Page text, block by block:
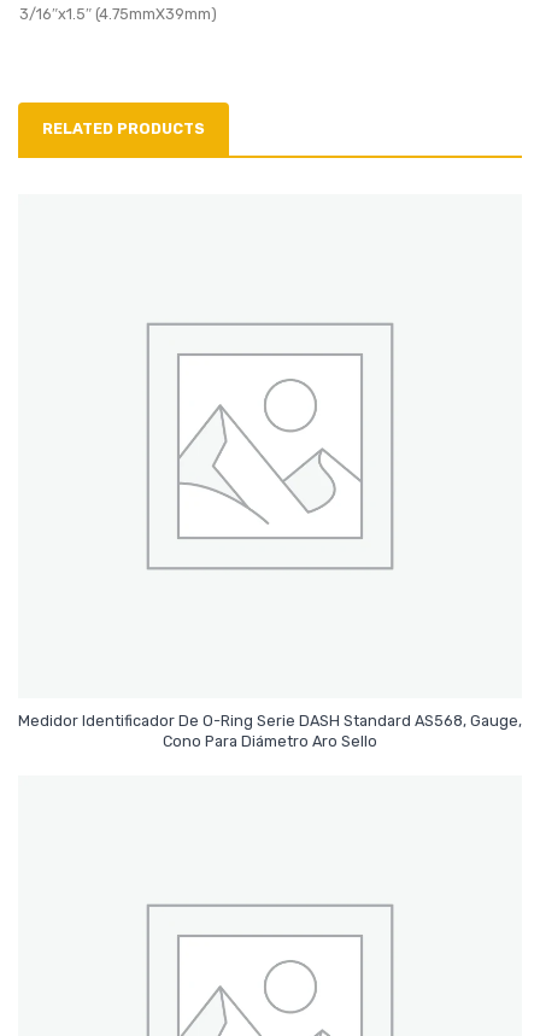
3/16″x1.5″ (4.75mmX39mm)
RELATED PRODUCTS
Medidor Identificador De O-Ring Serie DASH Standard AS568, Gauge,
Cono Para Diámetro Aro Sello
Leer Más